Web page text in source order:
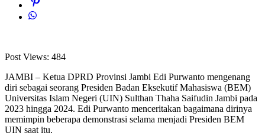
Post Views: 484
JAMBI – Ketua DPRD Provinsi Jambi Edi Purwanto mengenang
diri sebagai seorang Presiden Badan Eksekutif Mahasiswa (BEM)
Universitas Islam Negeri (UIN) Sulthan Thaha Saifudin Jambi pada
2023 hingga 2024. Edi Purwanto menceritakan bagaimana dirinya
memimpin beberapa demonstrasi selama menjadi Presiden BEM
UIN saat itu.